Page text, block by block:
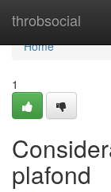
throbsocial
Home
Home
1
plafond